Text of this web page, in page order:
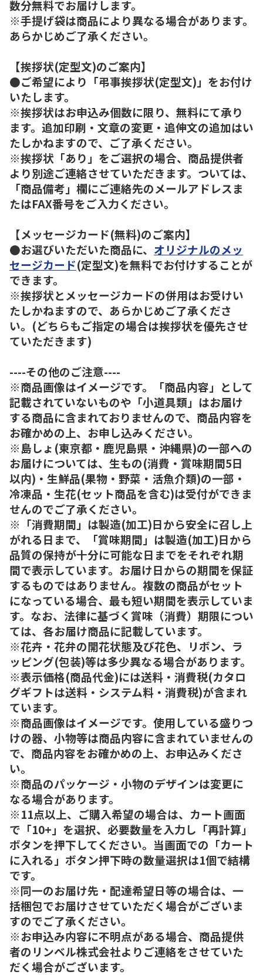
数分無料でお届けします。
※手提げ袋は商品により異なる場合があります。
あらかじめご了承ください。
【挨拶状(定型文)のご案内】
●ご希望により「弔事挨拶状(定型文)」をお付け
いたします。
※挨拶状はお申込み個数に限り、無料にて承り
ます。追加印刷・文章の変更・追伸文の追加はい
たしかねますので、ご了承ください。
※挨拶状「あり」をご選択の場合、商品提供者
より別途ご連絡させていただきます。ついては、
「商品備考」欄にご連絡先のメールアドレスま
たはFAX番号をご入力ください。
【メッセージカード(無料)のご案内】
●お選びいただいた商品に、 オリジナルのメッ
セージカード(定型文)を無料でお付けすることが
できます。
※挨拶状とメッセージカードの併用はお受けい
たしかねますので、あらかじめご了承くださ
い。(どちらもご指定の場合は挨拶状を優先させ
ていただきます)
----その他のご注意----
※商品画像はイメージです。「商品内容」として
記載されていないものや「小道具類」はお届け
する商品に含まれておりませんので、商品内容を
お確かめの上、お申し込みください。
※島しょ(東京都・鹿児島県・沖縄県)の一部への
お届けについては、生もの(消費・賞味期間5日
以内)・生鮮品(果物・野菜・活魚介類)の一部・
冷凍品・生花(セット商品を含む)は受付ができま
せんのでご了承ください。
※「消費期間」は製造(加工)日から安全に召し上
がれる日まで、「賞味期間」は製造(加工)日から
品質の保持が十分に可能な日までをそれぞれ期
間で表示しています。お届け日からの期間を保証
するものではありません。複数の商品がセット
になっている場合、最も短い期間を表示していま
す。なお、法律に基づく賞味（消費）期限につい
ては、各お届け商品に記載しています。
※花卉・花弁の開花状態及び花色、リボン、ラ
ッピング(包装)等は多少異なる場合があります。
※表示価格(商品代金)には送料・消費税(カタロ
グギフトは送料・システム料・消費税)が含まれ
ています。
※商品画像はイメージです。使用している盛りつ
けの器、小物等は商品内容に含まれていませんの
で、商品内容をお確かめの上、お申込みくださ
い。
※商品のパッケージ・小物のデザインは変更に
なる場合があります。
※11点以上、ご購入希望の場合は、カート画面
で「10+」を選択、必要数量を入力し「再計算」
ボタンを押下してください。当画面での「カート
に入れる」ボタン押下時の数量選択は1個で結構
です。
※同一のお届け先・配達希望日等の場合は、一
括梱包でお届けさせていただく場合がございま
すのでご了承ください。
※お申込み内容に不明点がある場合、商品提供
者のリンベル株式会社よりご連絡をさせていた
だく場合がございます。